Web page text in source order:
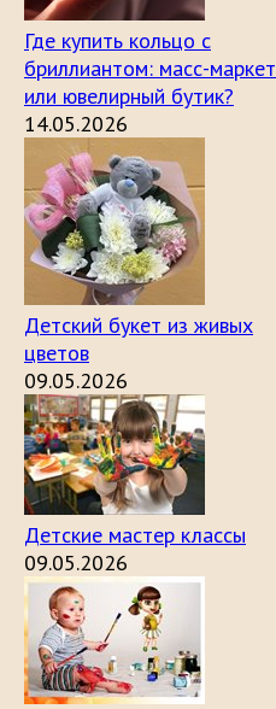
Где купить кольцо с
бриллиантом: масс-маркет
или ювелирный бутик?
14.05.2026
Детский букет из живых
цветов
09.05.2026
Детские мастер классы
09.05.2026